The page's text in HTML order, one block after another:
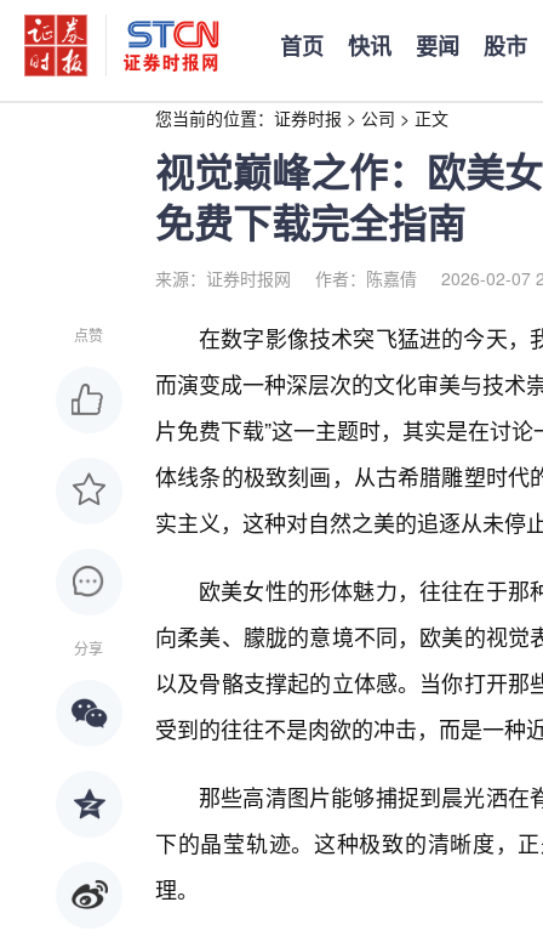
首页 快讯 要闻 股市
您当前的位置： 证券时报 > 公司 > 正文
视觉巅峰之作：欧美
免费下载完全指南
来源：证券时报网 作者：陈嘉倩 2026-02-07
点赞
分享
在数字影像技术突飞猛进的今天，
而演变成一种深层次的文化审美与技术
片免费下载”这一主题时，其实是在讨
体线条的极致刻画，从古希腊雕塑时
实主义，这种对自然之美的追逐从未停
欧美女性的形体魅力，往往在于
向柔美、朦胧的意境不同，欧美的视
以及骨骼支撑起的立体感。当你打开
受到的往往不是肉欲的冲击，而是一种
那些高清图片能够捕捉到晨光洒
下的晶莹轨迹。这种极致的清晰度，
理。